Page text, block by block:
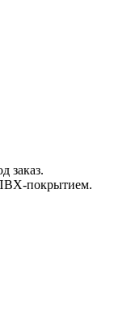
заказ.
покрытием.